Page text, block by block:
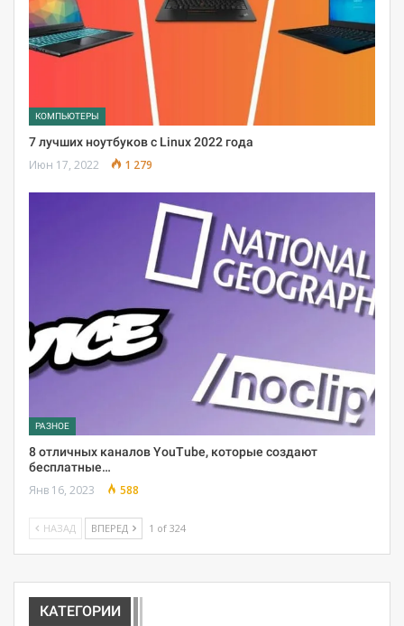
КОМПЬЮТЕРЫ
7 лучших ноутбуков с Linux 2022 года
Июн 17, 2022 1 279
РАЗНОЕ
8 отличных каналов YouTube, которые создают
бесплатные…
Янв 16, 2023 588
НАЗАД ВПЕРЕД 1 of 324
КАТЕГОРИИ